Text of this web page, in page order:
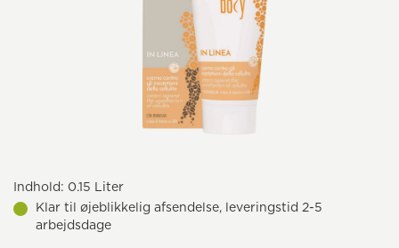
Indhold: 0.15 Liter
Klar til øjeblikkelig afsendelse, leveringstid 2-5
arbejdsdage